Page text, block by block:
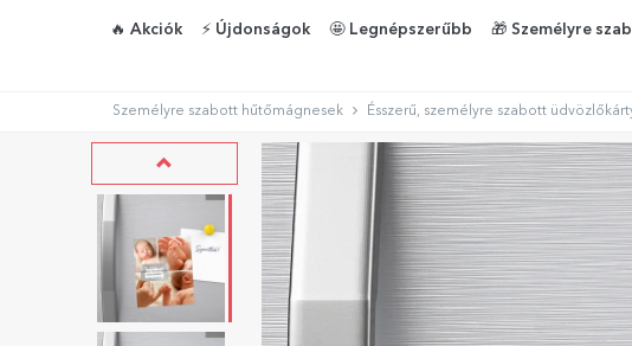
🔥 Akciók ⚡️ Újdonságok 🤩 Legnépszerűbb 🎁 Személyre
Személyre szabott hűtőmágnesek Ésszerű, személyre szabott